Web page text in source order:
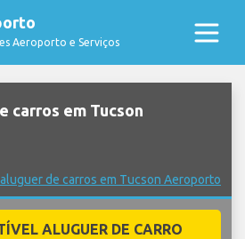
Aeroporto e Serviços
carros em Tucson
de carros em Tucson Aeroporto
ALUGUER DE CARRO